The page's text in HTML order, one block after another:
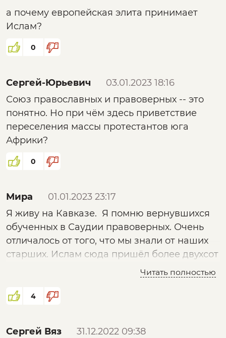
наши мусульмане и мусульмане близких
нам территорий ( Ср. Азия ) победят. А
их поддерживают ) пойдут на дно. Но для
бороться с исламизмом для начала там. Это
государства и наших коренных народов, а
иначе будет как во Франции? Идем за
Европой бодрыми шагами!
а почему европейская элита принимает
Ислам?
0
Сергей-Юрьевич
03.01.2023 18:16
Союз православных и правоверных -- это
понятно. Но при чём здесь приветствие
переселения массы протестантов юга
Африки?
0
Мира
01.01.2023 23:17
Я живу на Кавказе. Я помню вернувшихся
обученных в Саудии правоверных. Очень
отличалось от того, что мы знали от наших
старших. Ислам сюда пришёл более двухсот
лет назад. Т.н. новейший ислам агрессивен
Читать полностью
4
Сергей Вяз
31.12.2022 09:38